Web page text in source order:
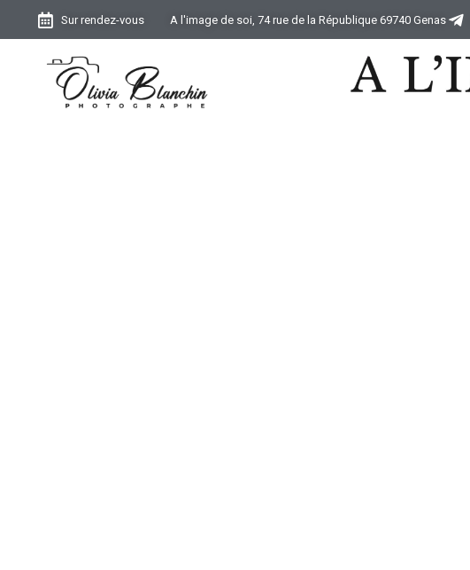
Sur rendez-vous A l'image de soi, 74 rue de la République 69740 Genas